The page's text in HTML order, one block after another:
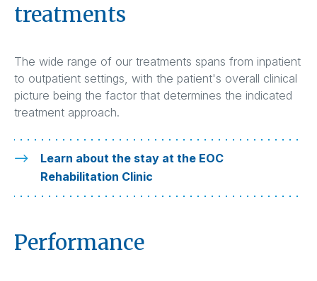
treatments
The wide range of our treatments spans from inpatient
to outpatient settings, with the patient's overall clinical
picture being the factor that determines the indicated
treatment approach.
Learn about the stay at the EOC
Rehabilitation Clinic
Performance